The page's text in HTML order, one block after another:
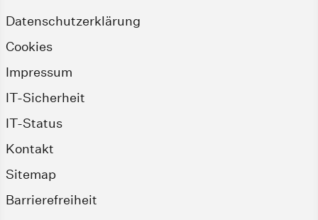
Datenschutzerklärung
Cookies
Impressum
IT-Sicherheit
IT-Status
Kontakt
Sitemap
Barrierefreiheit